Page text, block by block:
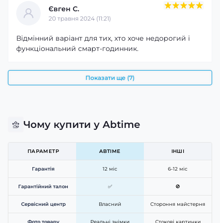
Євген С.
20 травня 2024 (11:21)
Відмінний варіант для тих, хто хоче недорогий і
функціональний смарт-годинник.
Показати ще (7)
Чому купити у Abtime
ПАРАМЕТР ABTIME ІНШІ
Гарантія 12 міс 6-12 міс
Гарантійний талон ✅ 🚫
Сервісний центр Власний Стороння майстерня